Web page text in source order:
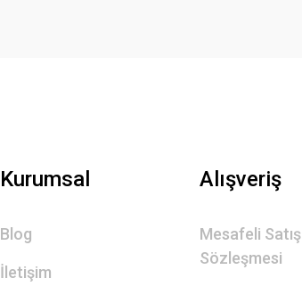
Kurumsal
Blog
İletişim
Alışveriş
Mesafeli Satış
Sözleşmesi